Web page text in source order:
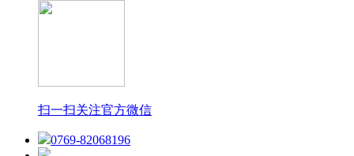
扫一扫关注官方微信
0769-82068196